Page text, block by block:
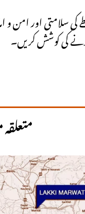
سلامتی اور امن و
کی کوشش کریں۔